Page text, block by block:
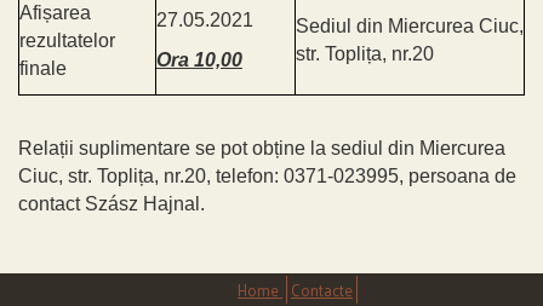
Afișarea
rezultatelor
finale
27.05.2021
Ora 10,00
Sediul din Miercurea Ciuc,
str. Toplița, nr.20
Relații suplimentare se pot obține la sediul din Miercurea
Ciuc, str. Toplița, nr.20, telefon: 0371-023995, persoana de
contact Szász Hajnal.
Home Contacte